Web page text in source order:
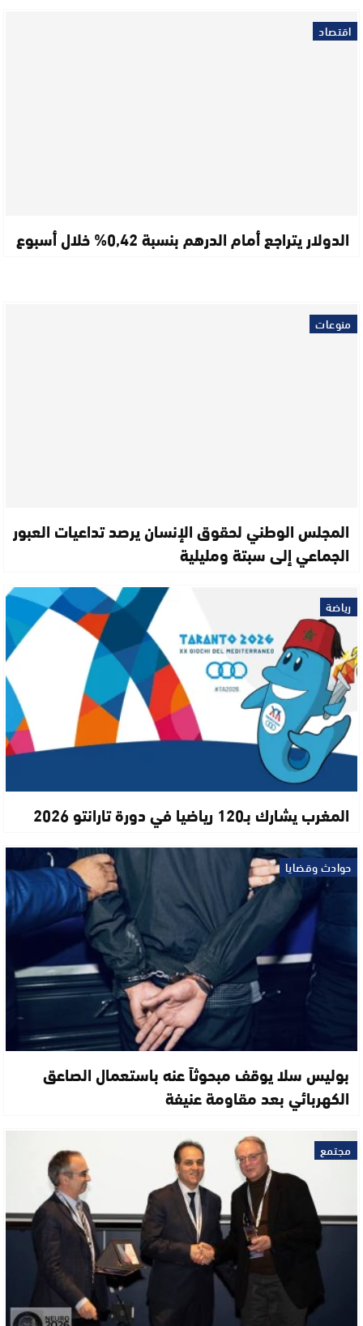
اقتصاد
الدولار يتراجع أمام الدرهم بنسبة 0,42% خلال أسبوع
منوعات
المجلس الوطني لحقوق الإنسان يرصد تداعيات العبور
الجماعي إلى سبتة ومليلية
رياضة
المغرب يشارك بـ120 رياضيا في دورة تارانتو 2026
حوادث وقضايا
بوليس سلا يوقف مبحوثاً عنه باستعمال الصاعق
الكهربائي بعد مقاومة عنيفة
مجتمع